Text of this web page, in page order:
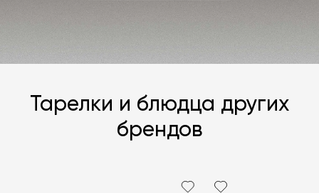
Тарелки и блюдца других
брендов